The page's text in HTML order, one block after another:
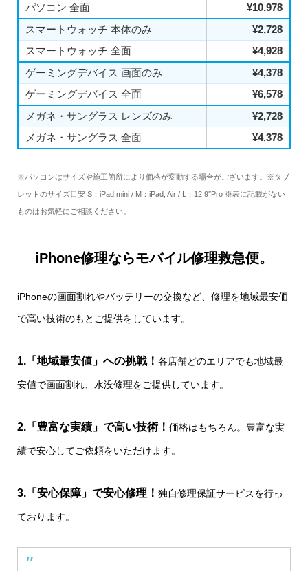
パソコン 全面
¥10,978
スマートウォッチ 本体のみ
¥2,728
スマートウォッチ 全面
¥4,928
ゲーミングデバイス 画面のみ
¥4,378
ゲーミングデバイス 全面
¥6,578
メガネ・サングラス レンズのみ
¥2,728
メガネ・サングラス 全面
¥4,378
※パソコンはサイズや施工箇所により価格が変動する場合がございます。※タブ
レットのサイズ目安 S：iPad mini / M：iPad, Air / L：12.9″Pro ※表に記載がない
ものはお気軽にご相談ください。
iPhone修理ならモバイル修理救急便。
iPhoneの画面割れやバッテリーの交換など、修理を地域最安価
で高い技術のもとご提供をしています。
1.「地域最安値」への挑戦！ 各店舗どのエリアでも地域最
安値で画面割れ、水没修理をご提供しています。
2.「豊富な実績」で高い技術！ 価格はもちろん。豊富な実
績で安心してご依頼をいただけます。
3.「安心保障」で安心修理！ 独自修理保証サービスを行っ
ております。